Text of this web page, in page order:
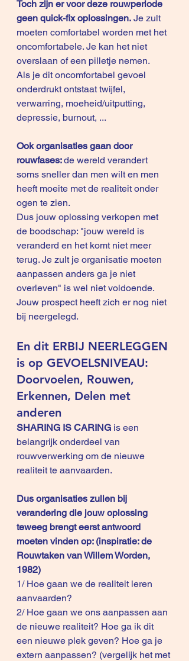
Toch zijn er voor deze rouwperiode
geen quick-fix oplossingen. Je zult
moeten comfortabel worden met het
oncomfortabele. Je kan het niet
overslaan of een pilletje nemen.
Als je dit oncomfortabel gevoel
onderdrukt ontstaat twijfel,
verwarring, moeheid/uitputting,
depressie, burnout, ...
Ook organisaties gaan door
rouwfases: de wereld verandert
soms sneller dan men wilt en men
heeft moeite met de realiteit onder
ogen te zien.
Dus jouw oplossing verkopen met
de boodschap: "jouw wereld is
veranderd en het komt niet meer
terug. Je zult je organisatie moeten
aanpassen anders ga je niet
overleven" is wel niet voldoende.
Jouw prospect heeft zich er nog niet
bij neergelegd.
En dit ERBIJ NEERLEGGEN
is op GEVOELSNIVEAU:
Doorvoelen, Rouwen,
Erkennen, Delen met
anderen
SHARING IS CARING is een
belangrijk onderdeel van
rouwverwerking om de nieuwe
realiteit te aanvaarden.
Dus organisaties zullen bij
verandering die jouw oplossing
teweeg brengt eerst antwoord
moeten vinden op: (inspiratie: de
Rouwtaken van Willem Worden,
1982)
1/ Hoe gaan we de realiteit leren
aanvaarden?
2/ Hoe gaan we ons aanpassen aan
de nieuwe realiteit? Hoe ga ik dit
een nieuwe plek geven? Hoe ga je
extern aanpassen? (vergelijk het met